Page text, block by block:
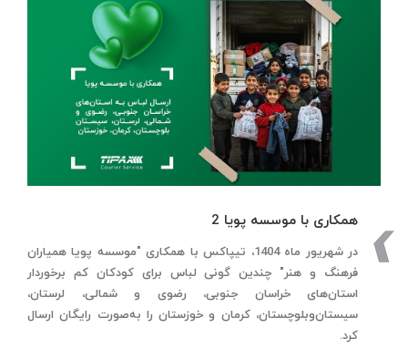
همکاری با موسسه پویا 2
در شهریور ماه 1404، تیپاکس با همکاری "موسسه پویا همیاران
فرهنگ و هنر" چندین گونی لباس برای کودکان کم برخوردار
استان‌های خراسان جنوبی، رضوی و شمالی، لرستان،
سیستان‌وبلوچستان، کرمان و خوزستان را به‌صورت رایگان ارسال
کرد.